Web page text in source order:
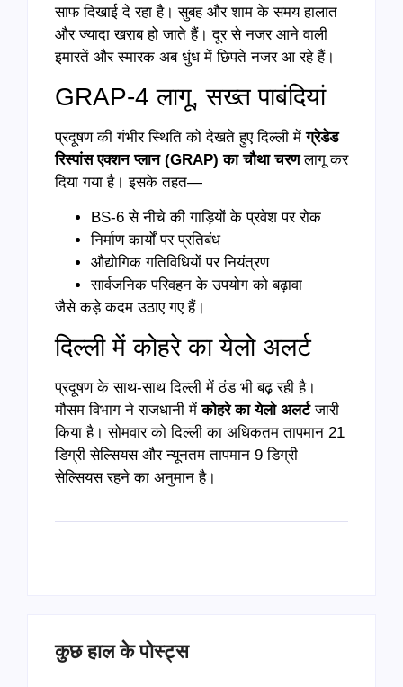
साफ दिखाई दे रहा है। सुबह और शाम के समय हालात
और ज्यादा खराब हो जाते हैं। दूर से नजर आने वाली
इमारतें और स्मारक अब धुंध में छिपते नजर आ रहे हैं।
GRAP-4 लागू, सख्त पाबंदियां
प्रदूषण की गंभीर स्थिति को देखते हुए दिल्ली मेंग्रेडेड
रिस्पांस एक्शन प्लान (GRAP) का चौथा चरणलागू कर
दिया गया है। इसके तहत—
BS-6 से नीचे की गाड़ियों के प्रवेश पर रोक
निर्माण कार्यों पर प्रतिबंध
औद्योगिक गतिविधियों पर नियंत्रण
सार्वजनिक परिवहन के उपयोग को बढ़ावा
जैसे कड़े कदम उठाए गए हैं।
दिल्ली में कोहरे का येलो अलर्ट
प्रदूषण के साथ-साथ दिल्ली में ठंड भी बढ़ रही है।
मौसम विभाग ने राजधानी मेंकोहरे का येलो अलर्टजारी
किया है। सोमवार को दिल्ली का अधिकतम तापमान 21
डिग्री सेल्सियस और न्यूनतम तापमान 9 डिग्री
सेल्सियस रहने का अनुमान है।
कुछ हाल के पोस्ट्स